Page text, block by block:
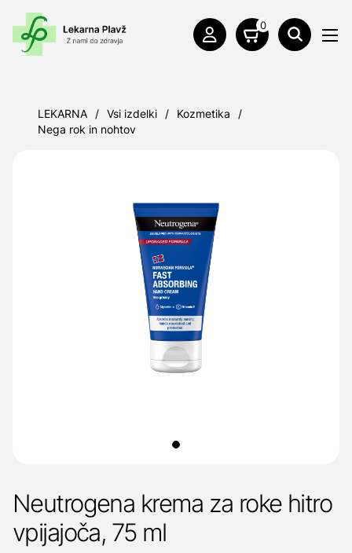
0
LEKARNA / Vsi izdelki / Kozmetika
/
Nega rok in nohtov
Neutrogena krema za roke hitro
vpijajoča, 75 ml